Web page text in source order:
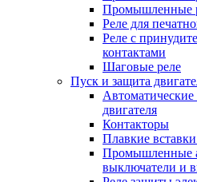
Промышленные
Реле для
Реле с
контактами
Шаговые реле
Пуск и защита
двигателя
Контакторы
Плавкие
Промышленные
выключатели и